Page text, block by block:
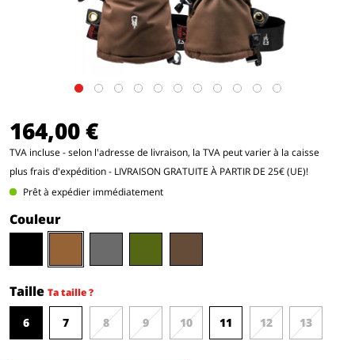
164,00 €
TVA incluse - selon l'adresse de livraison, la TVA peut varier à la caisse
plus frais d'expédition- LIVRAISON GRATUITE À PARTIR DE 25€ (UE)!
Prêt à expédier immédiatement
Couleur
Taille Ta taille ?
6 7 8 9 10 11 12 13